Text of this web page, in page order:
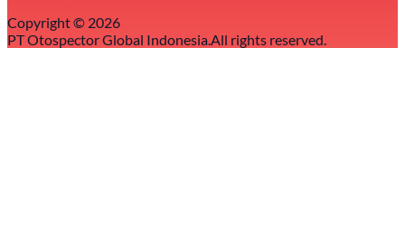
Copyright © 2026
PT Otospector Global Indonesia. All rights reserved.